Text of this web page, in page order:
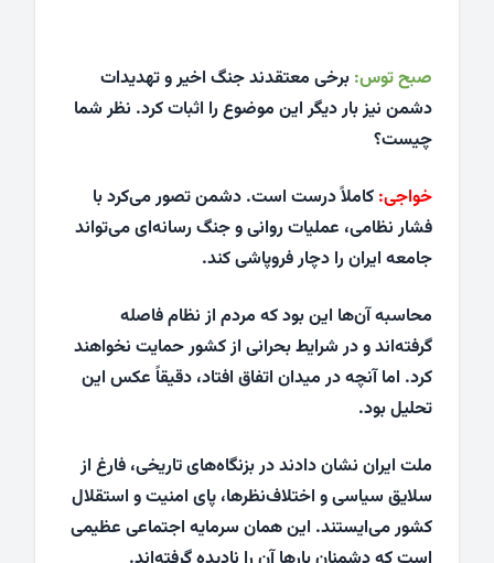
صبح توس: برخی معتقدند جنگ اخیر و تهدیدات
دشمن نیز بار دیگر این موضوع را اثبات کرد. نظر شما
چیست؟
خواجی: کاملاً درست است. دشمن تصور می‌کرد با
فشار نظامی، عملیات روانی و جنگ رسانه‌ای می‌تواند
جامعه ایران را دچار فروپاشی کند.
محاسبه آن‌ها این بود که مردم از نظام فاصله
گرفته‌اند و در شرایط بحرانی از کشور حمایت نخواهند
کرد. اما آنچه در میدان اتفاق افتاد، دقیقاً عکس این
تحلیل بود.
ملت ایران نشان دادند در بزنگاه‌های تاریخی، فارغ از
سلایق سیاسی و اختلاف‌نظرها، پای امنیت و استقلال
کشور می‌ایستند. این همان سرمایه اجتماعی عظیمی